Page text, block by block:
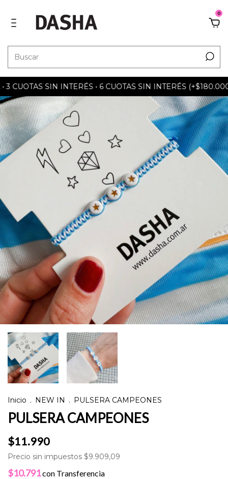
0
CUOTAS SIN INTERÉS • 6 CUOTAS SIN INTERÉS
Inicio . NEW IN . PULSERA CAMPEONES
PULSERA CAMPEONES
$11.990
Precio sin impuestos $9.909,09
$10.791con Transferencia